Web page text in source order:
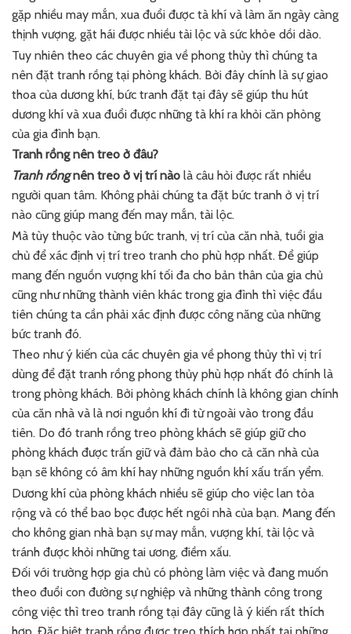
gặp nhiều may mắn, xua đuổi được tà khí và làm ăn ngày càng
thịnh vượng, gặt hái được nhiều tài lộc và sức khỏe dồi dào.
Tuy nhiên theo các chuyên gia về phong thủy thì chúng ta
nên đặt tranh rồng tại phòng khách. Bởi đây chính là sự giao
thoa của dương khí, bức tranh đặt tại đây sẽ giúp thu hút
dương khí và xua đuổi được những tà khí ra khỏi căn phòng
của gia đình bạn.
Tranh rồng nên treo ở đâu?
Tranh rồngnên treo ở vị trí nào là câu hỏi được rất nhiều
người quan tâm. Không phải chúng ta đặt bức tranh ở vị trí
nào cũng giúp mang đến may mắn, tài lộc.
Mà tùy thuộc vào từng bức tranh, vị trí của căn nhà, tuổi gia
chủ để xác định vị trí treo tranh cho phù hợp nhất. Để giúp
mang đến nguồn vượng khí tối đa cho bản thân của gia chủ
cũng như những thành viên khác trong gia đình thì việc đầu
tiên chúng ta cần phải xác định được công năng của những
bức tranh đó.
Theo như ý kiến của các chuyên gia về phong thủy thì vị trí
dùng để đặt tranh rồng phong thủy phù hợp nhất đó chính là
trong phòng khách. Bởi phòng khách chính là không gian chính
của căn nhà và là nơi nguồn khí đi từ ngoài vào trong đầu
tiên. Do đó tranh rồng treo phòng khách sẽ giúp giữ cho
phòng khách được trấn giữ và đảm bảo cho cả căn nhà của
bạn sẽ không có âm khí hay những nguồn khí xấu trấn yểm.
Dương khí của phòng khách nhiều sẽ giúp cho việc lan tỏa
rộng và có thể bao bọc được hết ngôi nhà của bạn. Mang đến
cho không gian nhà bạn sự may mắn, vượng khí, tài lộc và
tránh được khỏi những tai ương, điềm xấu.
Đối với trường hợp gia chủ có phòng làm việc và đang muốn
theo đuổi con đường sự nghiệp và những thành công trong
công việc thì treo tranh rồng tại đây cũng là ý kiến rất thích